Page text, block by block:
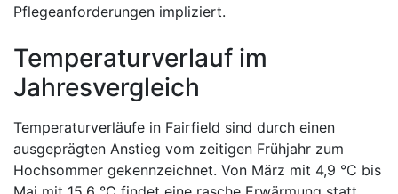
Pflegeanforderungen impliziert.
Temperaturverlauf im
Jahresvergleich
Temperaturverläufe in Fairfield sind durch einen
ausgeprägten Anstieg vom zeitigen Frühjahr zum
Hochsommer gekennzeichnet. Von März mit 4,9 °C bis